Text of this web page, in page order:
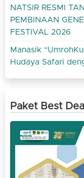
NATSIR RESMI
PEMBINAAN
FESTIVAL 2026
Manasik
Hudaya Safari
Paket Best Deal